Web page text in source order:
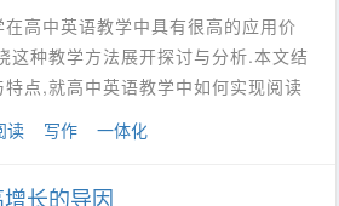
高中英语教学中具有很高的应用价
这种教学方法展开探讨与分析.本文结
点,就高中英语教学中如何实现阅读
读 写作 一体化
长的导因